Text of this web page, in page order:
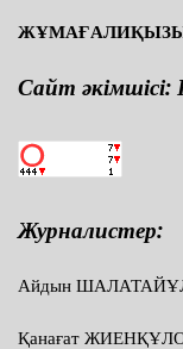
Сайт
Журналистер:
Айдын
Қанағат